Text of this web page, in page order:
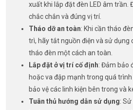
xuất khi lắp đặt đèn LED âm trần.
chắc chắn và đúng vị trí.
Tháo dỡ an toàn: Khi cần tháo
trì, hãy tắt nguồn điện và sử dụng
tháo đèn một cách an toàn.
Lắp đặt ở vị trí cố định: Đảm bảo
hoặc va đập mạnh trong quá
bảo vệ các linh kiện bên trong và
Tuân thủ hướng dẫn sử dụng: